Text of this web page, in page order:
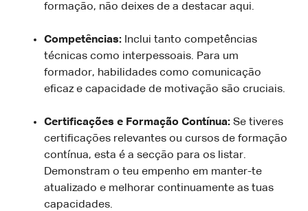
formação, não deixes de a destacar aqui.
Competências: Inclui tanto competências
técnicas como interpessoais. Para um
formador, habilidades como comunicação
eficaz e capacidade de motivação são cruciais.
Certificações e Formação Contínua: Se tiveres
certificações relevantes ou cursos de formação
contínua, esta é a secção para os listar.
Demonstram o teu empenho em manter-te
atualizado e melhorar continuamente as tuas
capacidades.